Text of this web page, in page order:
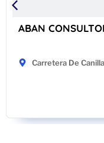
ABAN
Carretera De